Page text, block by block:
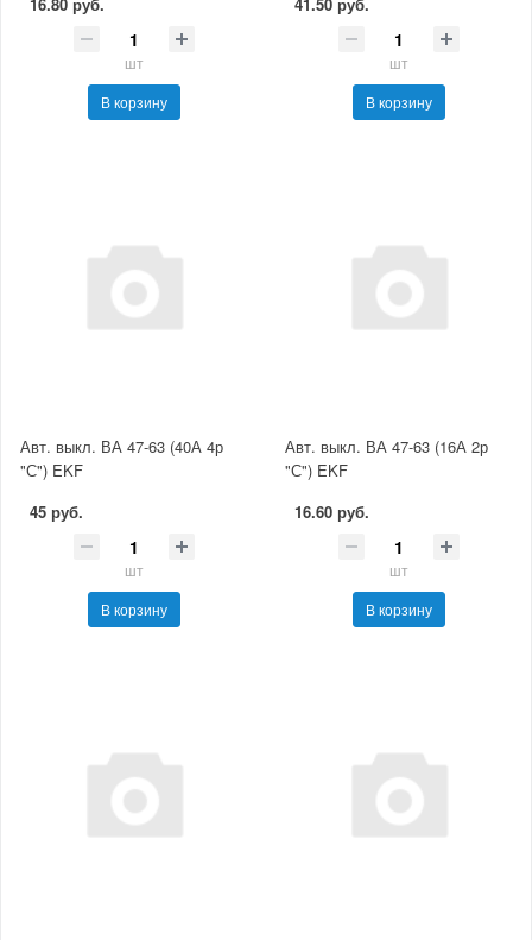
шт
В корзину
шт
В корзину
Авт. выкл. ВА 47-63 (40А 4р
"С") EKF
45 руб.
шт
В корзину
Авт. выкл. ВА 47-63 (16А 2р
"С") EKF
16.60 руб.
шт
В корзину